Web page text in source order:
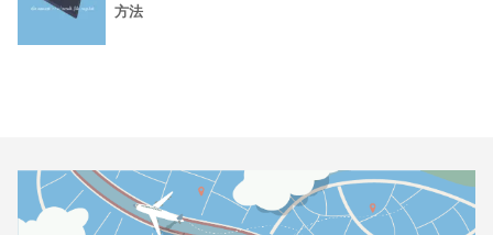
方法